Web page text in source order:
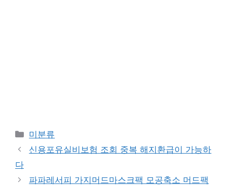
Categories
미분류
신용포유실비보험 조회 중복 해지환급이 가능하
다
파파레서피 가지머드마스크팩 모공축소 머드팩